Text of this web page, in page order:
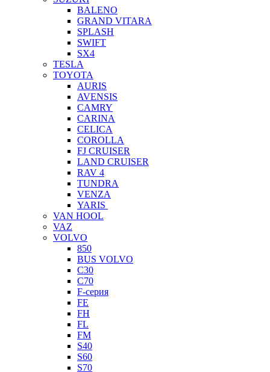
BALENO
GRAND VITARA
SPLASH
SWIFT
SX4
TESLA
TOYOTA
AURIS
AVENSIS
CAMRY
CARINA
CELICA
COROLLA
FJ CRUISER
LAND CRUISER
RAV 4
TUNDRA
VENZA
YARIS
VAN HOOL
VAZ
VOLVO
850
BUS VOLVO
C30
C70
F-серия
FE
FH
FL
FM
S40
S60
S70